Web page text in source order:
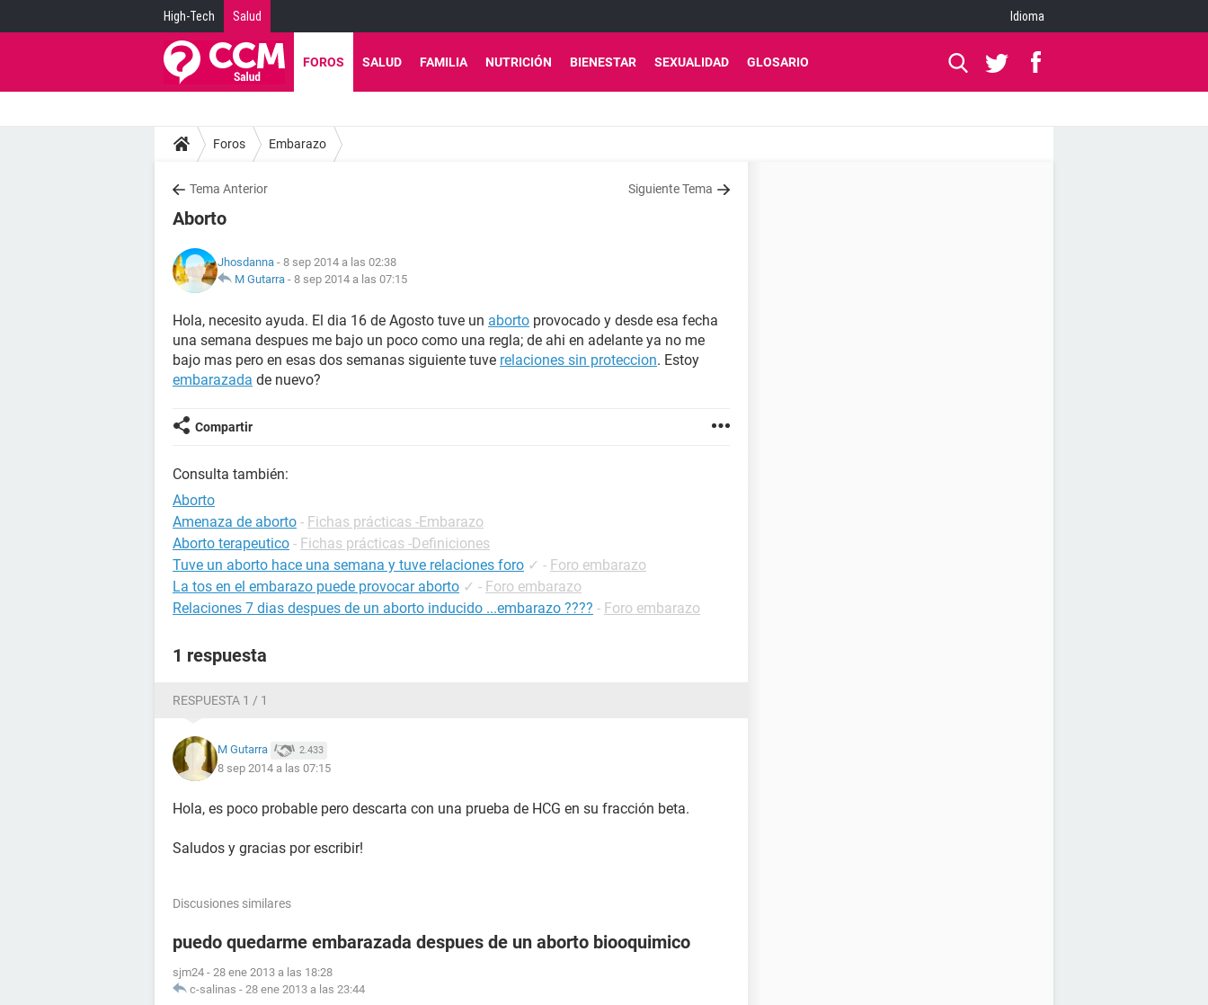
High-Tech Salud Idioma
FOROS SALUD FAMILIA NUTRICIÓN BIENESTAR SEXUALIDAD GLOSARIO
Foros Embarazo
Tema Anterior Siguiente Tema
Aborto
Jhosdanna - 8 sep 2014 a las 02:38
M Gutarra - 8 sep 2014 a las 07:15
Hola, necesito ayuda. El dia 16 de Agosto tuve un aborto provocado y desde esa fecha
una semana despues me bajo un poco como una regla; de ahi en adelante ya no me
bajo mas pero en esas dos semanas siguiente tuve relaciones sin proteccion. Estoy
embarazada de nuevo?
Compartir
Consulta también:
Aborto
Amenaza de aborto - Fichas prácticas -Embarazo
Aborto terapeutico - Fichas prácticas -Definiciones
Tuve un aborto hace una semana y tuve relaciones foro ✓ - Foro embarazo
La tos en el embarazo puede provocar aborto ✓ - Foro embarazo
Relaciones 7 dias despues de un aborto inducido ...embarazo ???? - Foro embarazo
1 respuesta
RESPUESTA 1 / 1
M Gutarra 2.433
8 sep 2014 a las 07:15
Hola, es poco probable pero descarta con una prueba de HCG en su fracción beta.
Saludos y gracias por escribir!
Discusiones similares
puedo quedarme embarazada despues de un aborto biooquimico
sjm24 - 28 ene 2013 a las 18:28
c-salinas - 28 ene 2013 a las 23:44